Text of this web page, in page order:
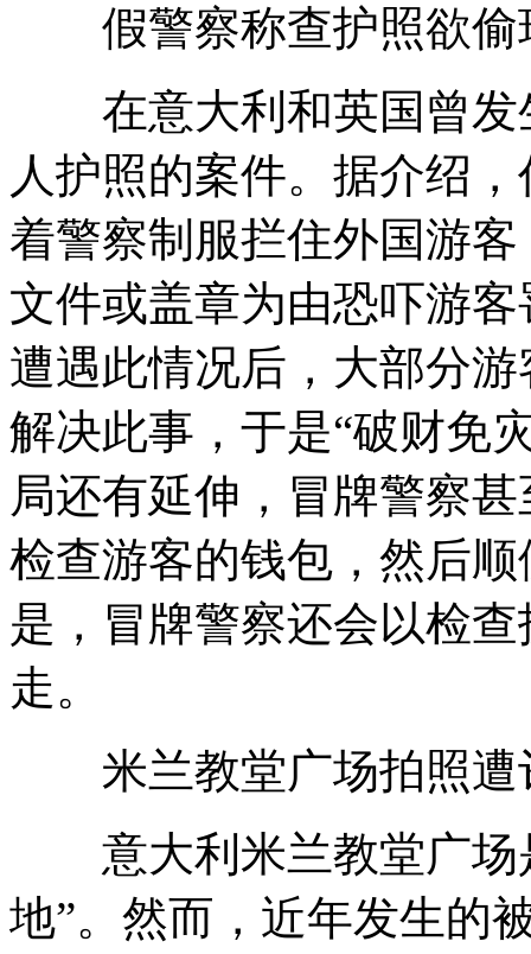
假警察称查护照欲偷
在意大利和英国曾发
人护照的案件。据介绍
着警察制服拦住外国游
文件或盖章为由恐吓游
遭遇此情况后，大部分
解决此事，于是“破财免
局还有延伸，冒牌警察
检查游客的钱包，然后
是，冒牌警察还会以检
走。
米兰教堂广场拍照遭
意大利米兰教堂广场
地”。然而，近年发生的